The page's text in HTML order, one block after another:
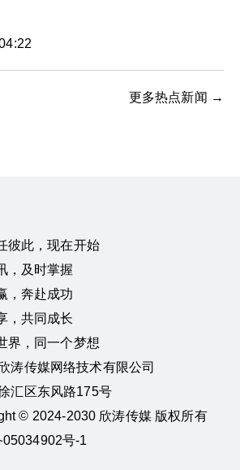
更多热点新闻 →
彼此，现在开始
，及时掌握
，奔赴成功
，共同成长
界，同一个梦想
涛传媒网络技术有限公司
汇区东风路175号
© 2024-2030 欣涛传媒 版权所有
05034902号-1